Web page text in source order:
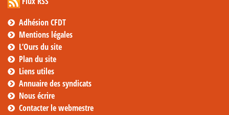
Adhésion CFDT
Mentions légales
L’Ours du site
Plan du site
Liens utiles
Annuaire des syndicats
Nous écrire
Contacter le webmestre